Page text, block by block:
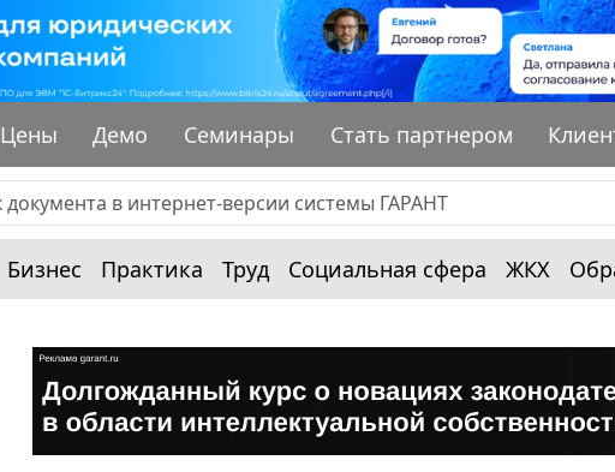
Цены Демо Семинары Стать партнером
Бизнес Практика Труд Социальная сфера ЖКХ